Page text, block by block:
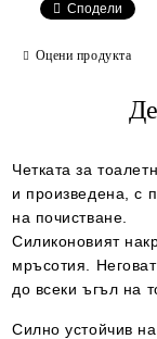
Съгласен
Сподели
Оцени продукта
Четката за
и произведена, с
на почистване.
Силиконовият
мръсотия.
до всеки ъгъл на
Силно устойчив